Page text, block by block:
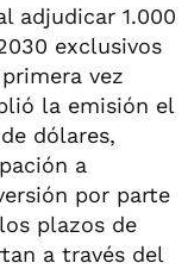
adjudicar 1.000
exclusivos
vez
la emisión el
dólares,
a
por parte
plazos de
a través del